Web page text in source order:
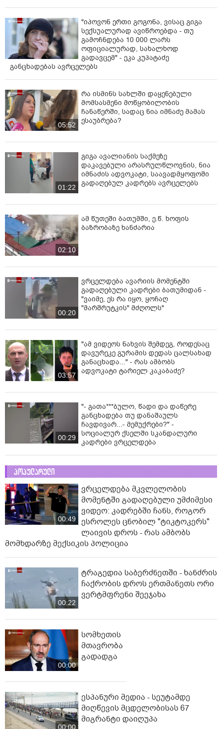
"იპოვონ ერთი გოგონა, ვისაც გიგა
სექსუალურად ავიწროებდა - თუ
გამოჩნდება 10 000 ლარს
ოფიციალურად, სახალხოდ
გადავცემ" - ეკა კუპატაძე
განცხადებას ავრცელებს
05:52
რა ისმინს სახლში დაყენებული
მომსასმენი მოწყობილობის
ჩანაწერში, სადაც ნია იმნაძე მამას
ესაუბრება?
01:22
გიგა ავალიანის საქმეზე
დაკავებული არასრულწლოვნის, ნია
იმნაძის ადვოკატი, საავადმყოფოში
გადაღებულ კადრებს ავრცელებს
02:10
ამ წუთეში ბათუმში, ე.წ. ხოფის
ბაზრობაზე ხანძარია
00:20
ვრცელდება ავარიის მომენტში
გადაღებული კადრები ბათუმიდან -
"ვაიმე, ეს რა იყო, ყოჩაღ
"მარშრუტკის" მძღოლს"
03:57
"ამ ვიდეოს ნახვის შემდეგ, როდესაც
დავურეკე გურამის დედას ცალსახად
განაცხადა..." - რას ამბობს
ადვოკატი ტარიელ კაკაბაძე?
00:29
"- გათა***ბულო, წადი და დაწერე
განცხადება თუ დანაშაულს
ჩავდივარ...- მემუქრები?" -
სოციალურ ქსელში სკანდალური
კადრები ვრცელდება
პოპულარული
00:49
ვრცელდება მკვლელობის
მომენტში გადაღებული უმძიმესი
ვიდეო: კადრებში ჩანს, როგორ
ესროლეს ცნობილ "ტიკტოკერს"
ლაივის დროს - რას ამბობს
მომხდარზე მექსიკის პოლიცია
00:22
ტრაგედია საბერძნეთში - ხანძრის
ჩაქრობის დროს ერთმანეთს ორი
ვერტმფრენი შეეჯახა
00:00
სომხეთის
მთავრობა
გადადგა
00:00
ესპანური მედია - სეუტამდე
მიღწევის მცდელობისას 67
მიგრანტი დაიღუპა